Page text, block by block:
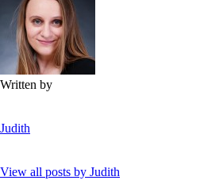
Written by
Judith
View all posts by Judith